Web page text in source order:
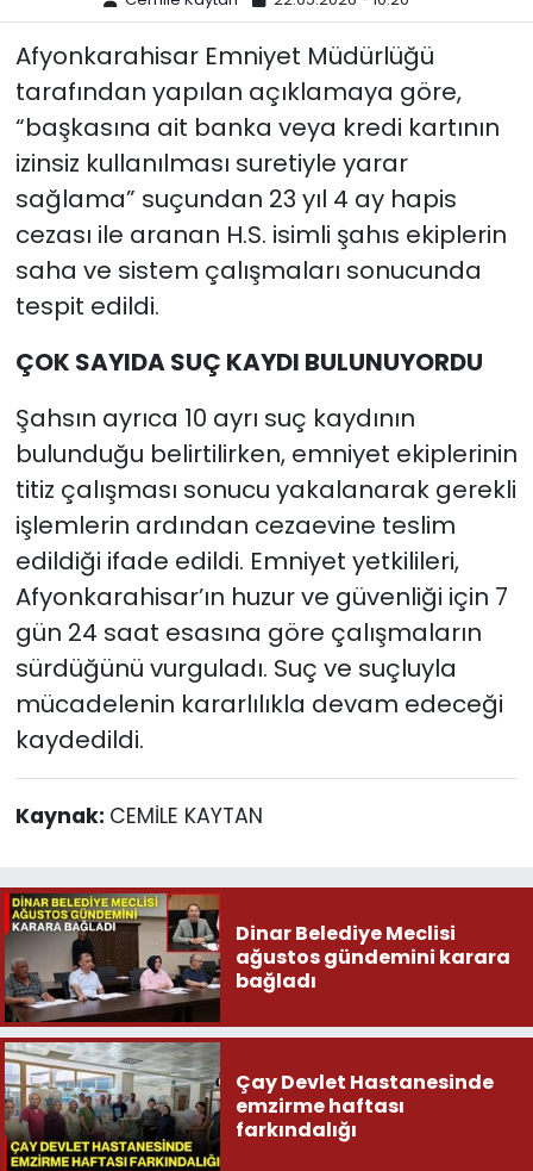
Afyonkarahisar Emniyet Müdürlüğü
tarafından yapılan açıklamaya göre,
“başkasına ait banka veya kredi kartının
izinsiz kullanılması suretiyle yarar
sağlama” suçundan 23 yıl 4 ay hapis
cezası ile aranan H.S. isimli şahıs ekiplerin
saha ve sistem çalışmaları sonucunda
tespit edildi.
ÇOK SAYIDA SUÇ KAYDI BULUNUYORDU
Şahsın ayrıca 10 ayrı suç kaydının
bulunduğu belirtilirken, emniyet ekiplerinin
titiz çalışması sonucu yakalanarak gerekli
işlemlerin ardından cezaevine teslim
edildiği ifade edildi. Emniyet yetkilileri,
Afyonkarahisar’ın huzur ve güvenliği için 7
gün 24 saat esasına göre çalışmaların
sürdüğünü vurguladı. Suç ve suçluyla
mücadelenin kararlılıkla devam edeceği
kaydedildi.
Kaynak: CEMİLE KAYTAN
Dinar Belediye Meclisi
ağustos gündemini karara
bağladı
Çay Devlet Hastanesinde
emzirme haftası
farkındalığı